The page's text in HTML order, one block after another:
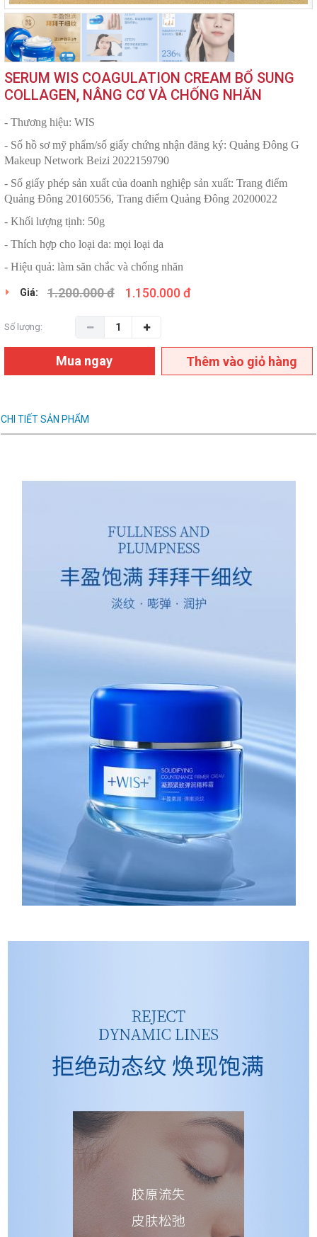
SERUM WIS COAGULATION CREAM BỔ SUNG
COLLAGEN, NÂNG CƠ VÀ CHỐNG NHĂN
- Thương hiệu: WIS
- Số hồ sơ mỹ phẩm/số giấy chứng nhận đăng ký: Quảng Đông G
Makeup Network Beizi 2022159790
- Số giấy phép sản xuất của doanh nghiệp sản xuất: Trang điểm
Quảng Đông 20160556, Trang điểm Quảng Đông 20200022
- Khối lượng tịnh: 50g
- Thích hợp cho loại da: mọi loại da
- Hiệu quả: làm săn chắc và chống nhăn
Giá: 1.200.000 đ 1.150.000 đ
Số lượng:
Mua ngay Thêm vào giỏ hàng
CHI TIẾT SẢN PHẨM